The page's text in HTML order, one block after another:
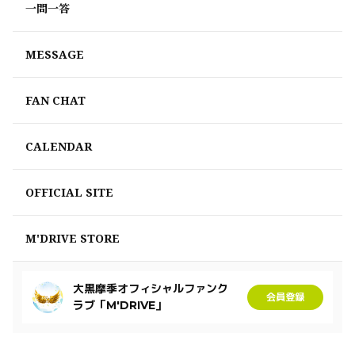
一問一答
MESSAGE
FAN CHAT
CALENDAR
OFFICIAL SITE
M'DRIVE STORE
大黒摩季オフィシャルファンク
ラブ「M'DRIVE」
会員登録